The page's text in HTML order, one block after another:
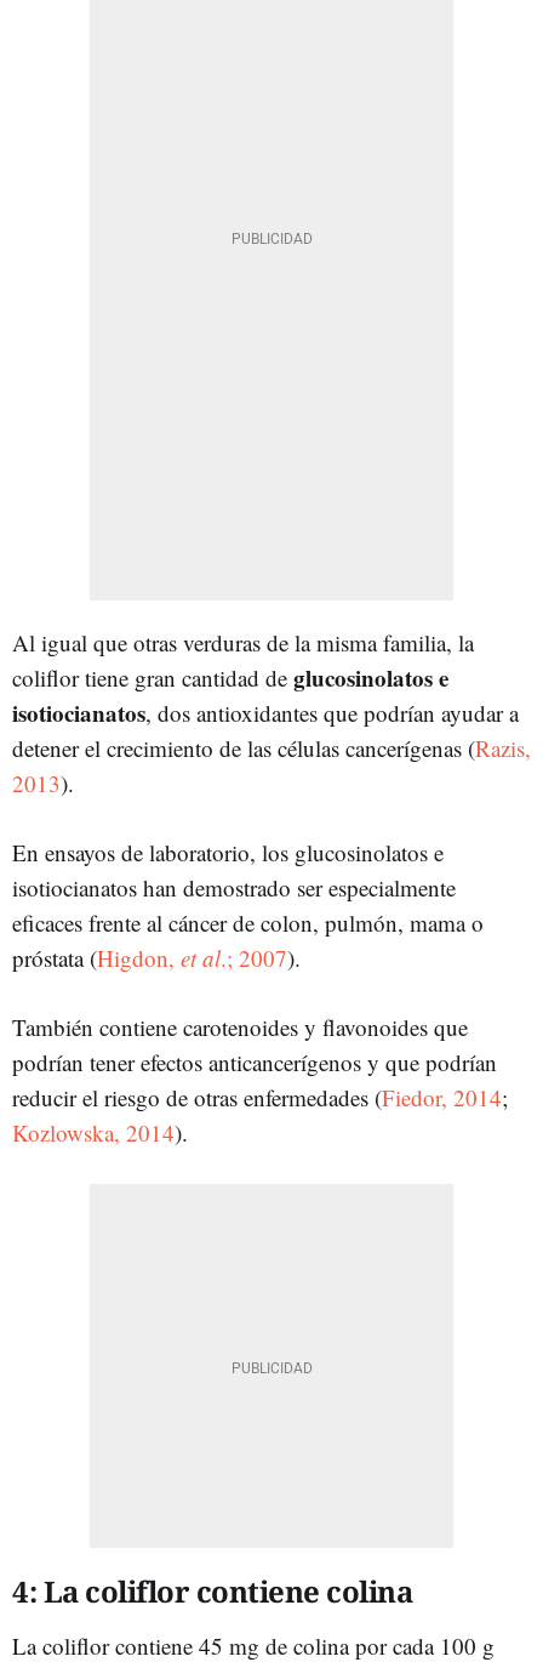
Al igual que otras verduras de la misma familia, la
coliflor tiene gran cantidad de glucosinolatos e
isotiocianatos, dos antioxidantes que podrían ayudar a
detener el crecimiento de las células cancerígenas (Razis,
2013).
En ensayos de laboratorio, los glucosinolatos e
isotiocianatos han demostrado ser especialmente
eficaces frente al cáncer de colon, pulmón, mama o
próstata (Higdon, et al.; 2007).
También contiene carotenoides y flavonoides que
podrían tener efectos anticancerígenos y que podrían
reducir el riesgo de otras enfermedades (Fiedor, 2014;
Kozlowska, 2014).
4: La coliflor contiene colina
La coliflor contiene 45 mg de colina por cada 100 g